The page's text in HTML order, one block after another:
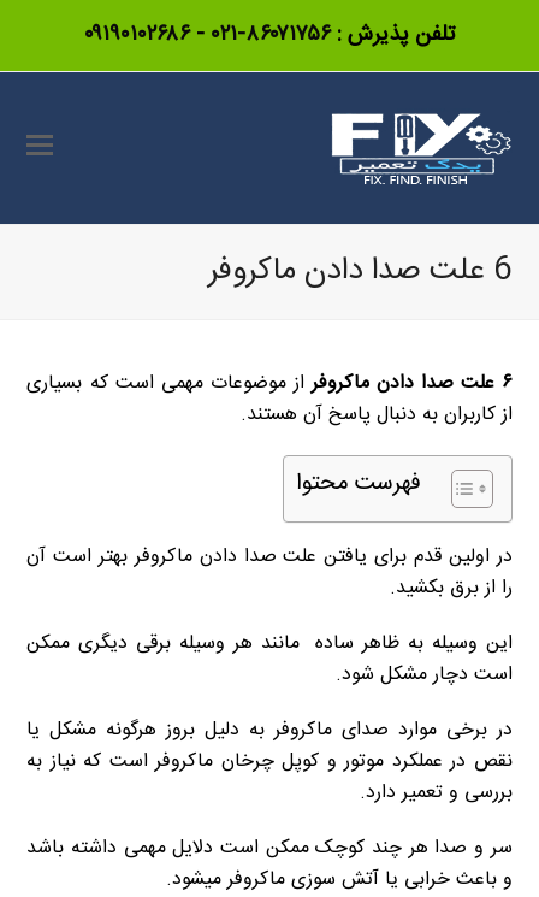
تلفن پذیرش :۸۶۰۷۱۷۵۶-۰۲۱ -۰۹۱۹۰۱۰۲۶۸۶
6 علت صدا دادن ماکروفر
۶ علت صدا دادن ماکروفر
از موضوعات مهمی است که بسیاری
از کاربران به دنبال پاسخ آن هستند.
فهرست محتوا
در اولین قدم برای یافتن علت صدا دادن ماکروفر بهتر است آن
را از برق بکشید.
این وسیله به ظاهر ساده مانند هر وسیله برقی دیگری ممکن
است دچار مشکل شود.
در برخی موارد صدای ماکروفر به دلیل بروز هرگونه مشکل یا
نقص در عملکرد موتور و کوپل چرخان ماکروفر است که نیاز به
بررسی و تعمیر دارد.
سر و صدا هر چند کوچک ممکن است دلایل مهمی داشته باشد
و باعث خرابی یا آتش سوزی ماکروفر میشود.